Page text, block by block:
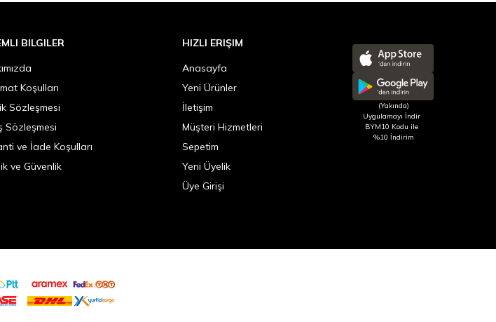
BILGILER
Koşulları
Sözleşmesi
Sözleşmesi
ve İade Koşulları
ve Güvenlik
HIZLI ERIŞIM
Anasayfa
Yeni Ürünler
İletişim
Müşteri Hizmetleri
Sepetim
Yeni Üyelik
Üye Girişi
(Yakında)
Uygulamayı İndir
BYM10 Kodu ile
%10 İndirim